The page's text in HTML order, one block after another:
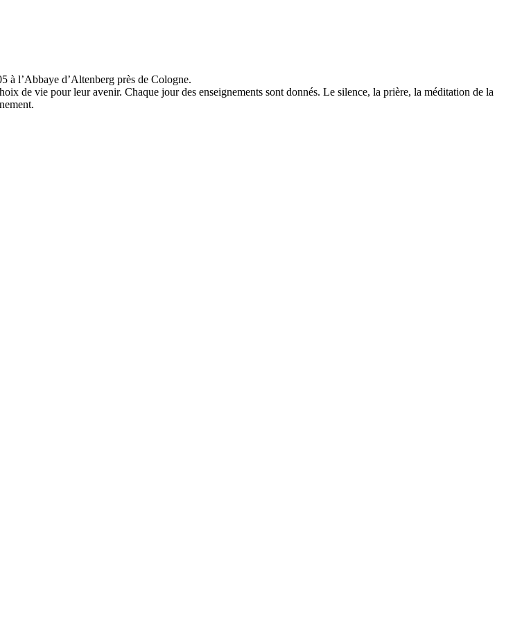
à l’Abbaye d’Altenberg près de Cologne.
de vie pour leur avenir. Chaque jour des enseignements sont donnés. Le silence, la prière, la méditation de la